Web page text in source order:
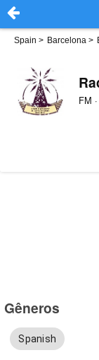
Spain > Barcelona >
FM
Gêneros
Spanish